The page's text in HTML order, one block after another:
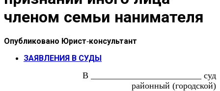
членом семьи нанимателя
Опубликовано Юрист-консультант
ЗАЯВЛЕНИЯ В СУДЫ
В _________________________ суд
районный (городской)